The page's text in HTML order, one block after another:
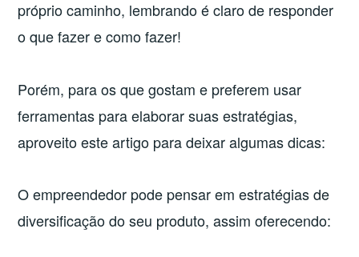
próprio caminho, lembrando é claro de responder
o que fazer e como fazer!
Porém, para os que gostam e preferem usar
ferramentas para elaborar suas estratégias,
aproveito este artigo para deixar algumas dicas:
O empreendedor pode pensar em estratégias de
diversificação do seu produto, assim oferecendo: